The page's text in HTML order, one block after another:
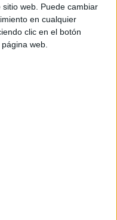
web. Puede cambiar
en cualquier
clic en el botón
web.